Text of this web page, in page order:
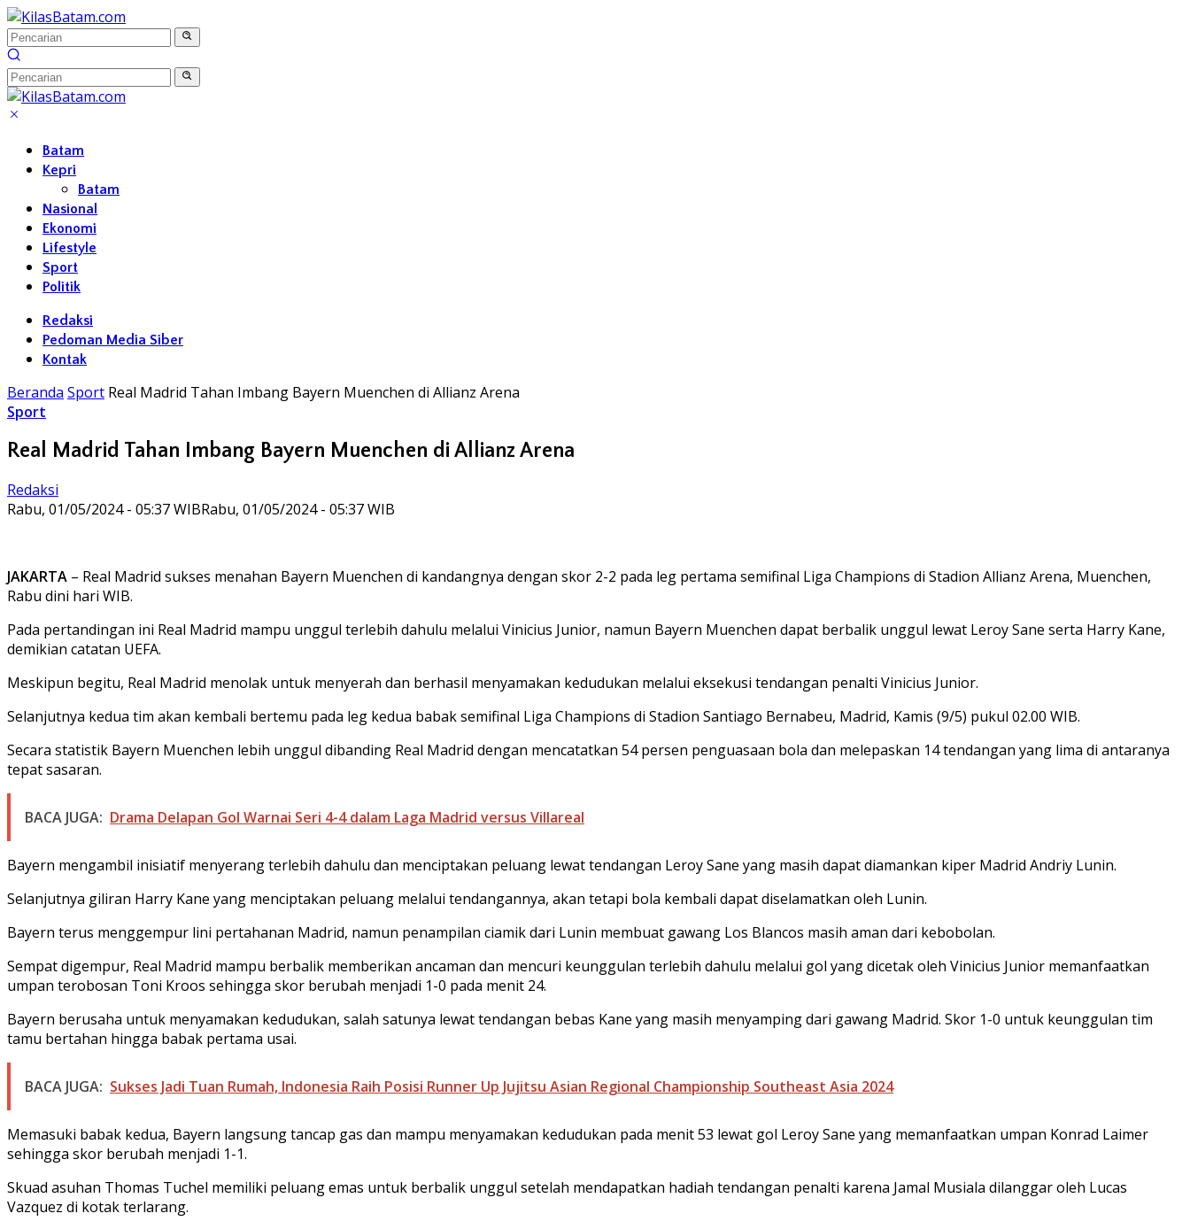
Langsung
ke
konten
Batam
Kepri
Batam
Nasional
Ekonomi
Lifestyle
Sport
Politik
Redaksi
Pedoman Media Siber
Kontak
Beranda Sport Real Madrid Tahan Imbang Bayern Muenchen di Allianz Arena
Sport
Real Madrid Tahan Imbang Bayern Muenchen di Allianz Arena
Redaksi
Rabu, 01/05/2024 - 05:37 WIBRabu, 01/05/2024 - 05:37 WIB
JAKARTA – Real Madrid sukses menahan Bayern Muenchen di kandangnya dengan skor 2-2 pada leg pertama semifinal Liga Champions di Stadion Allianz Arena, Muenchen,
Rabu dini hari WIB.
Pada pertandingan ini Real Madrid mampu unggul terlebih dahulu melalui Vinicius Junior, namun Bayern Muenchen dapat berbalik unggul lewat Leroy Sane serta Harry Kane,
demikian catatan UEFA.
Meskipun begitu, Real Madrid menolak untuk menyerah dan berhasil menyamakan kedudukan melalui eksekusi tendangan penalti Vinicius Junior.
Selanjutnya kedua tim akan kembali bertemu pada leg kedua babak semifinal Liga Champions di Stadion Santiago Bernabeu, Madrid, Kamis (9/5) pukul 02.00 WIB.​​​​
Secara statistik Bayern Muenchen lebih unggul dibanding Real Madrid dengan mencatatkan 54 persen penguasaan bola dan melepaskan 14 tendangan yang lima di antaranya
tepat sasaran.
BACA JUGA: Drama Delapan Gol Warnai Seri 4-4 dalam Laga Madrid versus Villareal
Bayern mengambil inisiatif menyerang terlebih dahulu dan menciptakan peluang lewat tendangan Leroy Sane yang masih dapat diamankan kiper Madrid Andriy Lunin.
Selanjutnya giliran Harry Kane yang menciptakan peluang melalui tendangannya, akan tetapi bola kembali dapat diselamatkan oleh Lunin.
Bayern terus menggempur lini pertahanan Madrid, namun penampilan ciamik dari Lunin membuat gawang Los Blancos masih aman dari kebobolan.
Sempat digempur, Real Madrid mampu berbalik memberikan ancaman dan mencuri keunggulan terlebih dahulu melalui gol yang dicetak oleh Vinicius Junior memanfaatkan
umpan terobosan Toni Kroos sehingga skor berubah menjadi 1-0 pada menit 24.
Bayern berusaha untuk menyamakan kedudukan, salah satunya lewat tendangan bebas Kane yang masih menyamping dari gawang Madrid. Skor 1-0 untuk keunggulan tim
tamu bertahan hingga babak pertama usai.
BACA JUGA: Sukses Jadi Tuan Rumah, Indonesia Raih Posisi Runner Up Jujitsu Asian Regional Championship Southeast Asia 2024
Memasuki babak kedua, Bayern langsung tancap gas dan mampu menyamakan kedudukan pada menit 53 lewat gol Leroy Sane yang memanfaatkan umpan Konrad Laimer
sehingga skor berubah menjadi 1-1.
Skuad asuhan Thomas Tuchel memiliki peluang emas untuk berbalik unggul setelah mendapatkan hadiah tendangan penalti karena Jamal Musiala dilanggar oleh Lucas
Vazquez di kotak terlarang.